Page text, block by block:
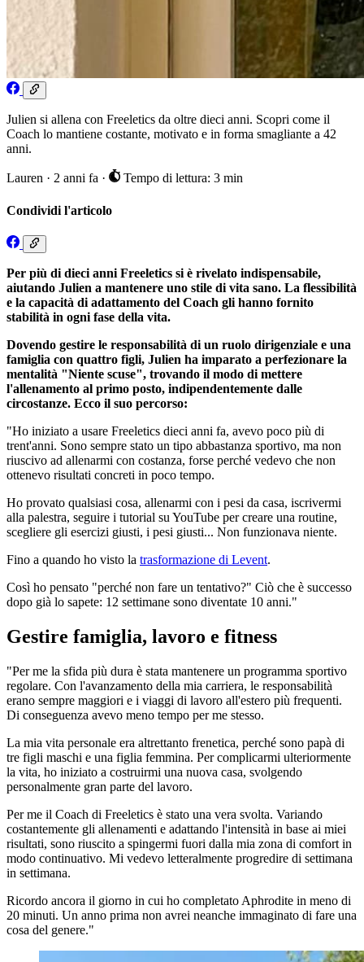
Julien si allena con Freeletics da oltre dieci anni. Scopri come il
Coach lo mantiene costante, motivato e in forma smagliante a 42
anni.
Lauren · 2 anni fa · Tempo di lettura: 3 min
Condividi l'articolo
Per più di dieci anni Freeletics si è rivelato indispensabile,
aiutando Julien a mantenere uno stile di vita sano. La flessibilità
e la capacità di adattamento del Coach gli hanno fornito
stabilità in ogni fase della vita.
Dovendo gestire le responsabilità di un ruolo dirigenziale e una
famiglia con quattro figli, Julien ha imparato a perfezionare la
mentalità "Niente scuse", trovando il modo di mettere
l'allenamento al primo posto, indipendentemente dalle
circostanze. Ecco il suo percorso:
"Ho iniziato a usare Freeletics dieci anni fa, avevo poco più di
trent'anni. Sono sempre stato un tipo abbastanza sportivo, ma non
riuscivo ad allenarmi con costanza, forse perché vedevo che non
ottenevo risultati concreti in poco tempo.
Ho provato qualsiasi cosa, allenarmi con i pesi da casa, iscrivermi
alla palestra, seguire i tutorial su YouTube per creare una routine,
scegliere gli esercizi giusti, i pesi giusti... Non funzionava niente.
Fino a quando ho visto la trasformazione di Levent.
Così ho pensato "perché non fare un tentativo?" Ciò che è successo
dopo già lo sapete: 12 settimane sono diventate 10 anni."
Gestire famiglia, lavoro e fitness
"Per me la sfida più dura è stata mantenere un programma sportivo
regolare. Con l'avanzamento della mia carriera, le responsabilità
erano sempre maggiori e i viaggi di lavoro all'estero più frequenti.
Di conseguenza avevo meno tempo per me stesso.
La mia vita personale era altrettanto frenetica, perché sono papà di
tre figli maschi e una figlia femmina. Per complicarmi ulteriormente
la vita, ho iniziato a costruirmi una nuova casa, svolgendo
personalmente gran parte del lavoro.
Per me il Coach di Freeletics è stato una vera svolta. Variando
costantemente gli allenamenti e adattando l'intensità in base ai miei
risultati, sono riuscito a spingermi fuori dalla mia zona di comfort in
modo continuativo. Mi vedevo letteralmente progredire di settimana
in settimana.
Ricordo ancora il giorno in cui ho completato Aphrodite in meno di
20 minuti. Un anno prima non avrei neanche immaginato di fare una
cosa del genere."